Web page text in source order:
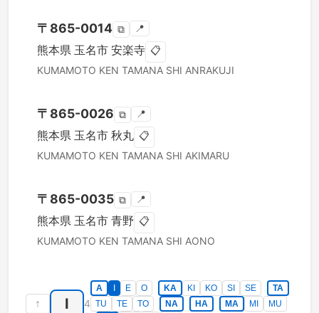
〒 865-0014 ⧉ 📍
熊本県 玉名市 安楽寺 📋
KUMAMOTO KEN TAMANA SHI ANRAKUJI
〒 865-0026 ⧉ 📍
熊本県 玉名市 秋丸 📋
KUMAMOTO KEN TAMANA SHI AKIMARU
〒 865-0035 ⧉ 📍
熊本県 玉名市 青野 📋
KUMAMOTO KEN TAMANA SHI AONO
↑ I 4
A E O KA KI KO SI SE
TA
TU
TE TO NA HA MA MI
MU